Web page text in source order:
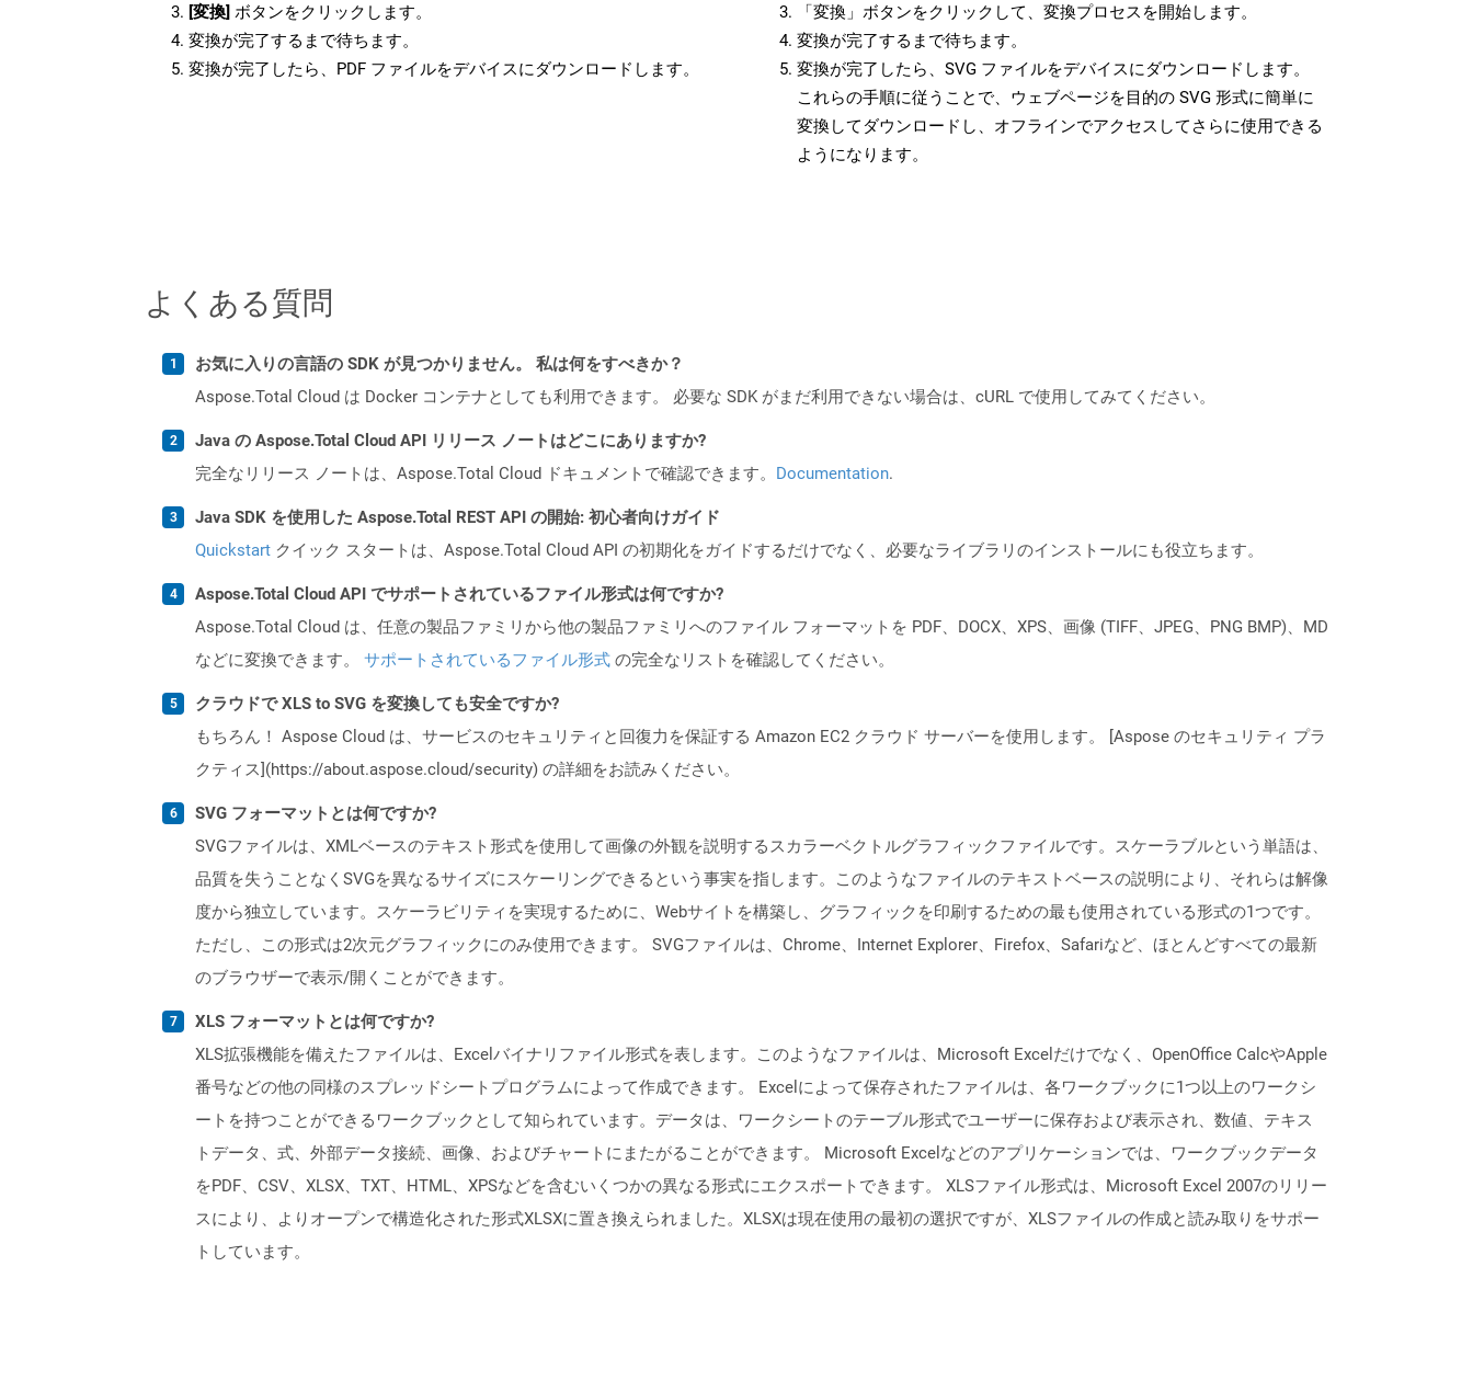
[変換] ボタンをクリックします。
変換が完了するまで待ちます。
変換が完了したら、PDF ファイルをデバイスにダウンロードします。
「変換」ボタンをクリックして、変換プロセスを開始します。
変換が完了するまで待ちます。
変換が完了したら、SVG ファイルをデバイスにダウンロードします。
これらの手順に従うことで、ウェブページを目的の SVG 形式に簡単に
変換してダウンロードし、オフラインでアクセスしてさらに使用できる
ようになります。
よくある質問
お気に入りの言語の SDK が見つかりません。 私は何をすべきか？
Aspose.Total Cloud は Docker コンテナとしても利用できます。 必要な SDK がまだ利用できない場合は、cURL で使用してみてください。
Java の Aspose.Total Cloud API リリース ノートはどこにありますか?
完全なリリース ノートは、Aspose.Total Cloud ドキュメントで確認できます。 Documentation.
Java SDK を使用した Aspose.Total REST API の開始: 初心者向けガイド
Quickstart クイック スタートは、Aspose.Total Cloud API の初期化をガイドするだけでなく、必要なライブラリのインストールにも役立ちます。
Aspose.Total Cloud API でサポートされているファイル形式は何ですか?
Aspose.Total Cloud は、任意の製品ファミリから他の製品ファミリへのファイル フォーマットを PDF、DOCX、XPS、画像 (TIFF、JPEG、PNG BMP)、MD
などに変換できます。 サポートされているファイル形式 の完全なリストを確認してください。
クラウドで XLS to SVG を変換しても安全ですか?
もちろん！ Aspose Cloud は、サービスのセキュリティと回復力を保証する Amazon EC2 クラウド サーバーを使用します。 [Aspose のセキュリティ プラ
クティス](https://about.aspose.cloud/security) の詳細をお読みください。
SVG フォーマットとは何ですか?
SVGファイルは、XMLベースのテキスト形式を使用して画像の外観を説明するスカラーベクトルグラフィックファイルです。スケーラブルという単語は、
品質を失うことなくSVGを異なるサイズにスケーリングできるという事実を指します。このようなファイルのテキストベースの説明により、それらは解像
度から独立しています。スケーラビリティを実現するために、Webサイトを構築し、グラフィックを印刷するための最も使用されている形式の1つです。
ただし、この形式は2次元グラフィックにのみ使用できます。 SVGファイルは、Chrome、Internet Explorer、Firefox、Safariなど、ほとんどすべての最新
のブラウザーで表示/開くことができます。
XLS フォーマットとは何ですか?
XLS拡張機能を備えたファイルは、Excelバイナリファイル形式を表します。このようなファイルは、Microsoft Excelだけでなく、OpenOffice CalcやApple
番号などの他の同様のスプレッドシートプログラムによって作成できます。 Excelによって保存されたファイルは、各ワークブックに1つ以上のワークシ
ートを持つことができるワークブックとして知られています。データは、ワークシートのテーブル形式でユーザーに保存および表示され、数値、テキス
トデータ、式、外部データ接続、画像、およびチャートにまたがることができます。 Microsoft Excelなどのアプリケーションでは、ワークブックデータ
をPDF、CSV、XLSX、TXT、HTML、XPSなどを含むいくつかの異なる形式にエクスポートできます。 XLSファイル形式は、Microsoft Excel 2007のリリー
スにより、よりオープンで構造化された形式XLSXに置き換えられました。XLSXは現在使用の最初の選択ですが、XLSファイルの作成と読み取りをサポー
トしています。